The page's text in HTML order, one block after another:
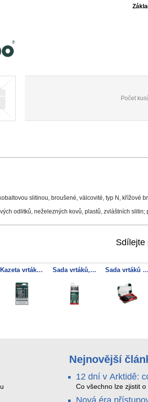
Počet
slitinou, broušené, válcovité, typ N, křížové
odlitků, neželezných kovů, plastů, zvláštních slitin;
Sdílejte
Kazeta vrtáků do betonu classic, 8dílná Sada vrtáků, 18dílný Sada vrtáků SP, 13dílná
Nejnovější
12 dní v Arktidě:
na Nordkapp
SMARTBOX 2
Co všechno lze zjistit o
Nová éra